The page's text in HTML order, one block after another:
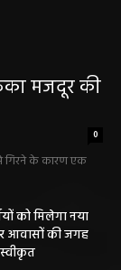
मजदूर की
0
से गिरने के कारण एक
को मिलेगा नया
आवासों की जगह